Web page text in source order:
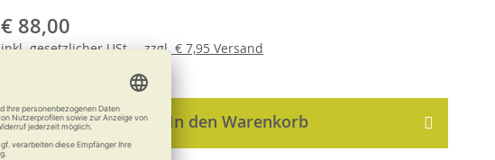
€ 88,00
inkl.gesetzlicherUSt. ,zzgl. € 7,95 Versand
In den Warenkorb